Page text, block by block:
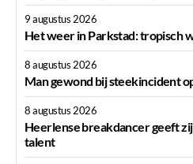
9 augustus 2026
Het weer in Parkstad: tropisch
8 augustus 2026
Man gewond bij steekincident
8 augustus 2026
Heerlense breakdancer geeft
talent